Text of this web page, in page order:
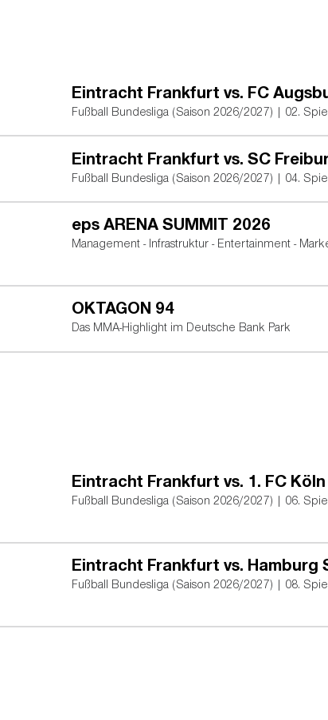
Eintracht Frankfurt vs. FC
Fußball Bundesliga (Saison 2026/2027) | 02.
Eintracht Frankfurt vs. SC
Fußball Bundesliga (Saison 2026/2027) | 04.
eps ARENA SUMMIT 2026
Management - Infrastruktur - Entertainment -
OKTAGON 94
Das MMA-Highlight im Deutsche Bank Park
Eintracht Frankfurt vs. 1. FC Köln
Fußball Bundesliga (Saison 2026/2027) | 06.
Eintracht Frankfurt vs. Hamburg
Fußball Bundesliga (Saison 2026/2027) | 08.